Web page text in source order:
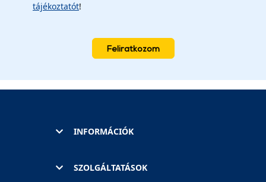
tájékoztatót!
Feliratkozom
INFORMÁCIÓK
SZOLGÁLTATÁSOK